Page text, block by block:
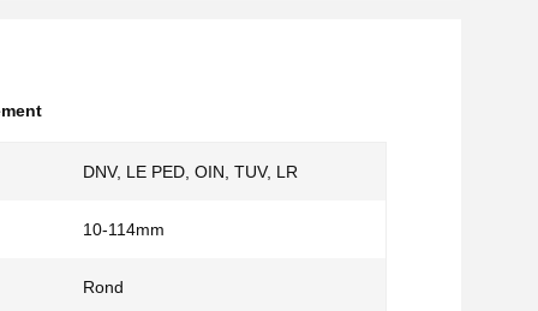
DNV, LE PED, OIN, TUV, LR
10-114mm
Rond